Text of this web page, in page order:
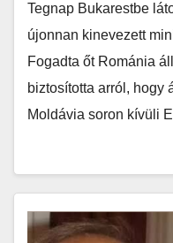
Tegnap Bukarestbe
újonnan kinevezett
Fogadta őt Románia
biztosította arról, hogy
Moldávia soron kívüli